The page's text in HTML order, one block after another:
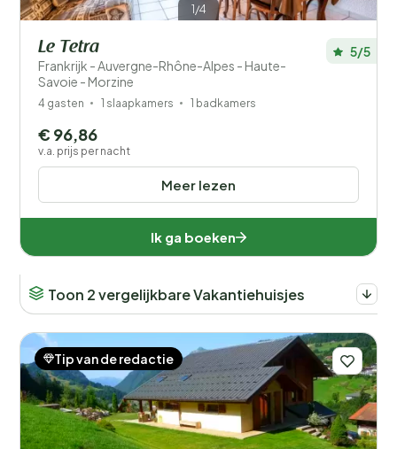
Type vakantiehuisje
Populaire filters
Mindervaliden
Voorzieningen
1/4
Le Tetra
Frankrijk - Auvergne-Rhône-Alpes - Haute-
Savoie - Morzine
5/5
4 gasten 1 slaapkamers 1 badkamers
Meer lezen
€ 96,86
v.a. prijs per nacht
Ik ga boeken
Toon 2 vergelijkbare Vakantiehuisjes
Tip van de redactie